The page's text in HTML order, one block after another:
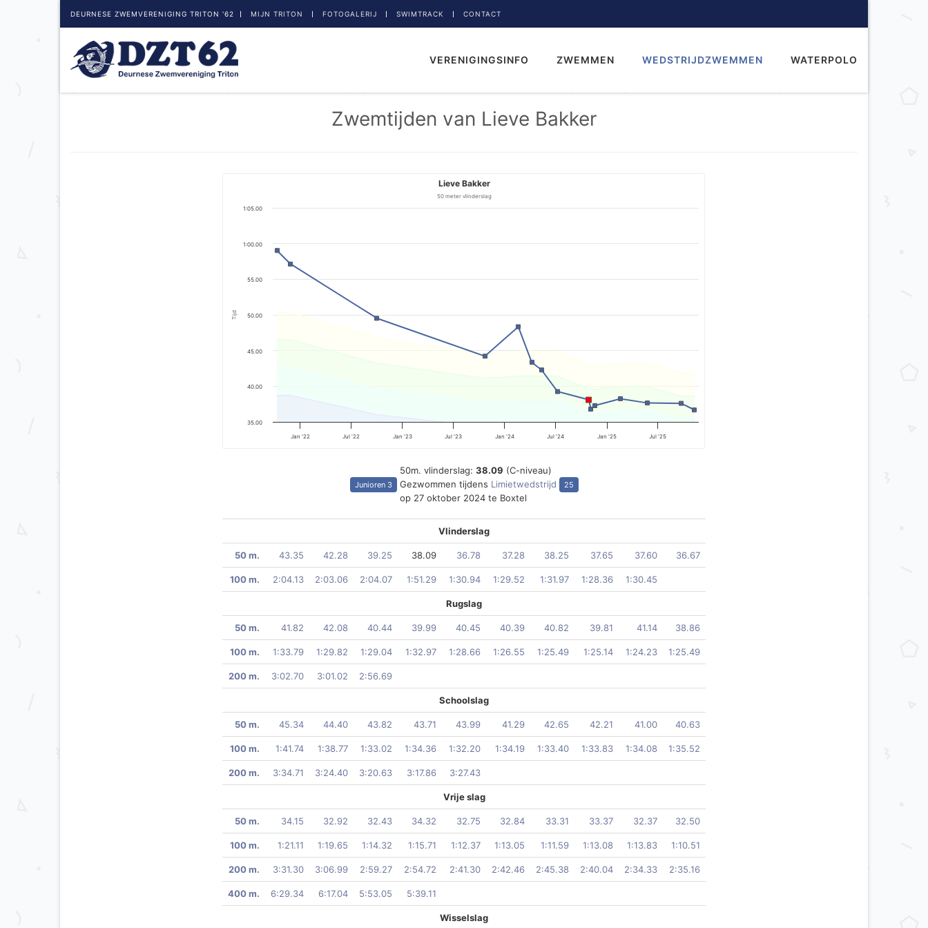
DEURNESE ZWEMVERENIGING TRITON '62 MIJN TRITON FOTOGALERIJ SWIMTRACK CONTACT
VERENIGINGSINFO ZWEMMEN WEDSTRIJDZWEMMEN WATERPOLO
Zwemtijden van Lieve Bakker
Tijd
Lieve Bakker
50 meter vlinderslag
Jan '22 Jul '22 Jan '23 Jul '23 Jan '24 Jul '24 Jan '25 Jul '25
35.00
40.00
45.00
50.00
55.00
1:00.00
1:05.00
Junioren 3
50m. vlinderslag: 38.09 (C-niveau)
Gezwommen tijdens Limietwedstrijd
op 27 oktober 2024 te Boxtel
25
Vlinderslag
50 m. 43.35 42.28 39.25 38.09 36.78 37.28 38.25 37.65 37.60 36.67
100 m. 2:04.13 2:03.06 2:04.07 1:51.29 1:30.94 1:29.52 1:31.97 1:28.36 1:30.45
Rugslag
50 m. 41.82 42.08 40.44 39.99 40.45 40.39 40.82 39.81 41.14 38.86
100 m. 1:33.79 1:29.82 1:29.04 1:32.97 1:28.66 1:26.55 1:25.49 1:25.14 1:24.23 1:25.49
200 m. 3:02.70 3:01.02 2:56.69
Schoolslag
50 m. 45.34 44.40 43.82 43.71 43.99 41.29 42.65 42.21 41.00 40.63
100 m. 1:41.74 1:38.77 1:33.02 1:34.36 1:32.20 1:34.19 1:33.40 1:33.83 1:34.08 1:35.52
200 m. 3:34.71 3:24.40 3:20.63 3:17.86 3:27.43
Vrije slag
50 m. 34.15 32.92 32.43 34.32 32.75 32.84 33.31 33.37 32.37 32.50
100 m. 1:21.11 1:19.65 1:14.32 1:15.71 1:12.37 1:13.05 1:11.59 1:13.08 1:13.83 1:10.51
200 m. 3:31.30 3:06.99 2:59.27 2:54.72 2:41.30 2:42.46 2:45.38 2:40.04 2:34.33 2:35.16
400 m. 6:29.34 6:17.04 5:53.05 5:39.11
Wisselslag